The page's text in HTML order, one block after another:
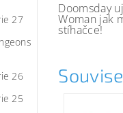
27
26
25
Doomsday
Woman jak
stíhačce!